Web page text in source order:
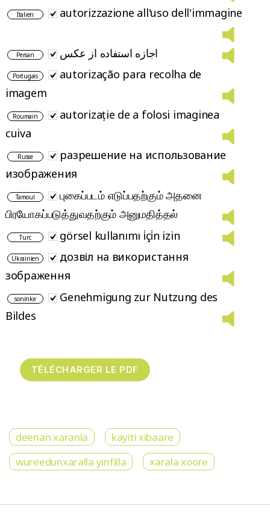
Italien autorizzazione all'uso dell'immagine
Persan اجازه استفاده از عکس
Portugais
autorização para recolha de
imagem
Roumain
autorizație de a folosi imaginea
cuiva
Russe
разрешение на использование
изображения
Tamoul
புகைப்படம் எடுப்பதற்கும் அத​னை
பிரயோகப்படுத்துவதற்கும் அனுமதித்தல்
Turc görsel kullanımı i̇çi̇n izin
Ukrainien
дозвіл на використання
зображення
soninke
Genehmigung zur Nutzung des
Bildes
deenan xaranla
kayiti xibaare
wureedunxaralla yinfilla
xarala xoore